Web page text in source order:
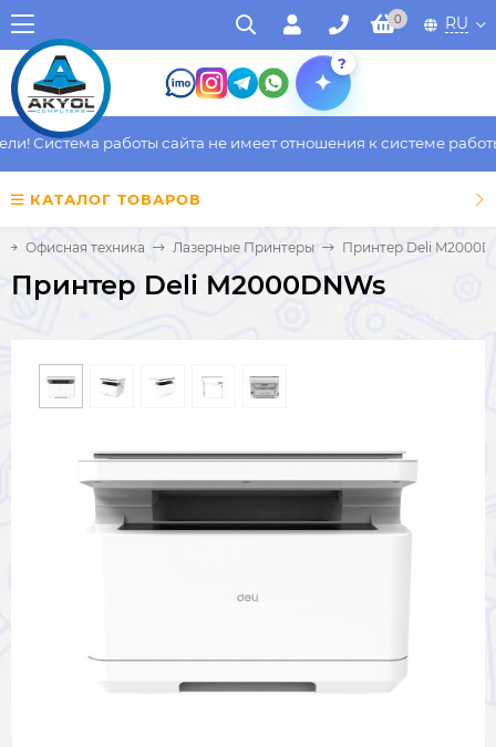
0 RU
?
Система работы сайта не имеет отношения к системе
КАТАЛОГ ТОВАРОВ
Офисная техника Лазерные Принтеры Принтер Deli
Принтер Deli M2000DNWs